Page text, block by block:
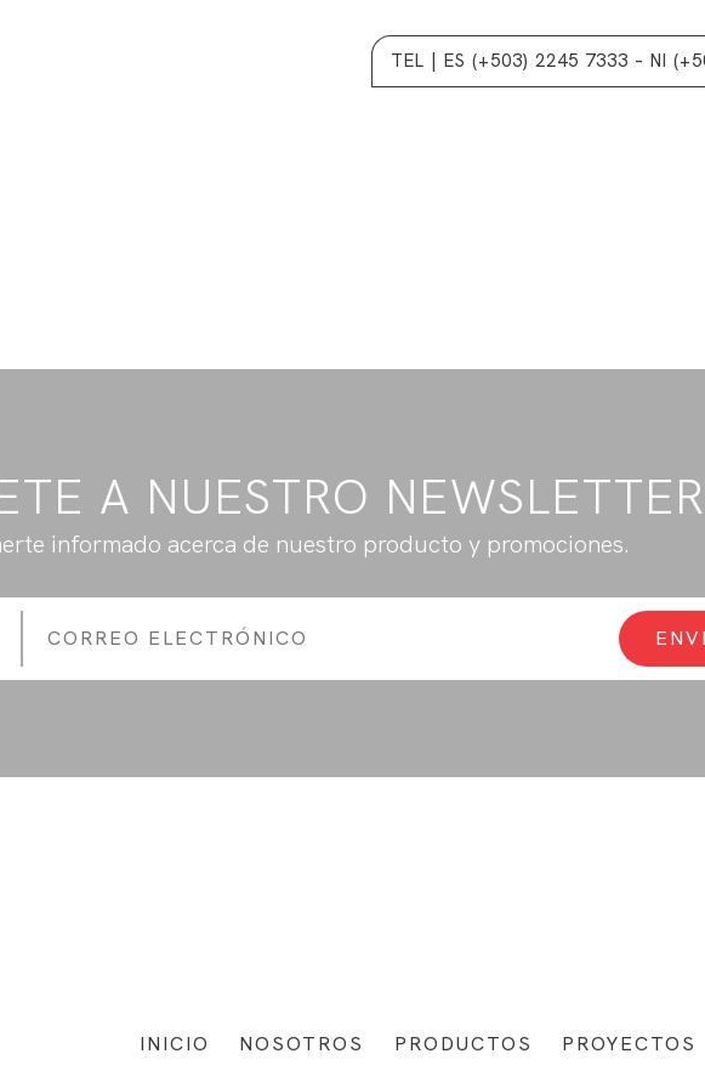
TEL | ES (+503) 2245 7333 – NI
A NUESTRO NEWSLETTER
informado acerca de nuestro producto y promociones.
INICIO NOSOTROS PRODUCTOS PROYECTOS